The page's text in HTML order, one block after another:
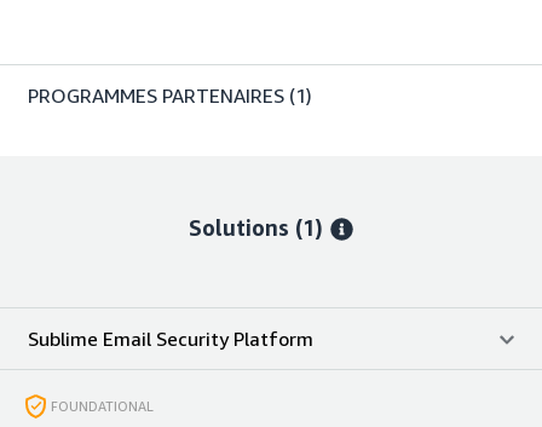
PROGRAMMES PARTENAIRES (1)
Solutions (1)
Sublime Email Security Platform
FOUNDATIONAL